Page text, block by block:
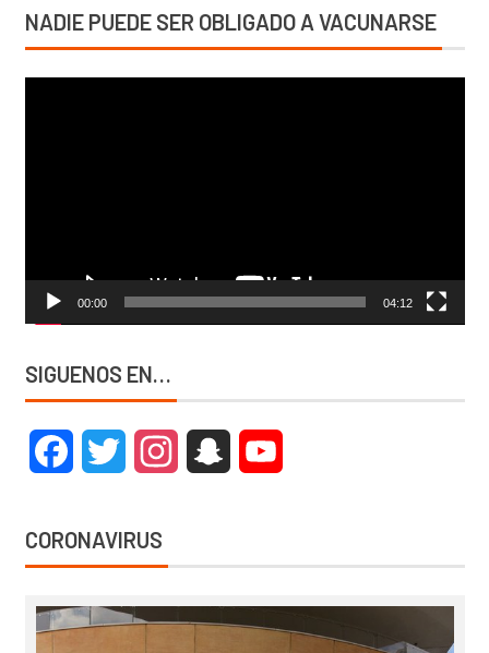
NADIE PUEDE SER OBLIGADO A VACUNARSE
00:00 04:12
SIGUENOS EN…
FacebookTwitter InstagramSnapchat
CORONAVIRUS